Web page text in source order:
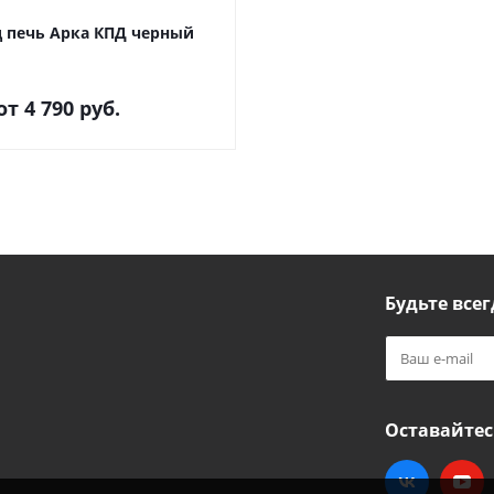
печь Арка КПД черный
4 790 руб.
Будьте